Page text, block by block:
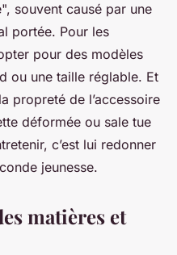
souvent causé par une
portée. Pour les
pour des modèles
ou une taille réglable. Et
propreté de l’accessoire
déformée ou sale tue
c’est lui redonner
jeunesse.
matières et